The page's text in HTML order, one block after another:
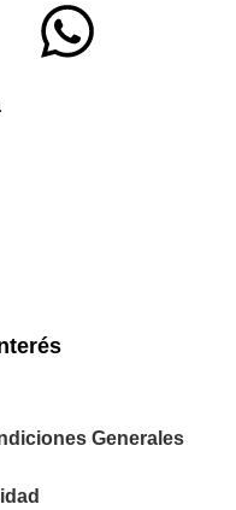
Generales